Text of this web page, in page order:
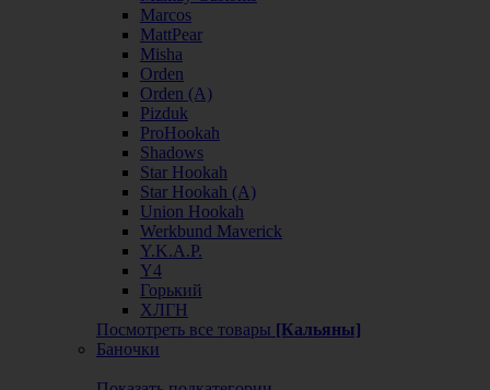
Marcos
MattPear
Misha
Orden
Orden (А)
Pizduk
ProHookah
Shadows
Star Hookah
Star Hookah (А)
Union Hookah
Werkbund Maverick
Y.K.A.P.
Y4
Горький
ХЛГН
Посмотреть все товары [Кальяны]
Баночки